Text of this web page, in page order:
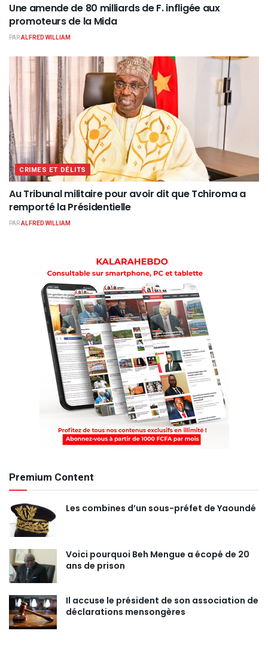
Une amende de 80 milliards de F. infligée aux
promoteurs de la Mida
PARALFRED WILLIAM
CRIMES ET DÉLITS
Au Tribunal militaire pour avoir dit que Tchiroma a
remporté la Présidentielle
PARALFRED WILLIAM
Premium Content
Les combines d’un sous-préfet de Yaoundé
Voici pourquoi Beh Mengue a écopé de 20
ans de prison
Il accuse le président de son association de
déclarations mensongères